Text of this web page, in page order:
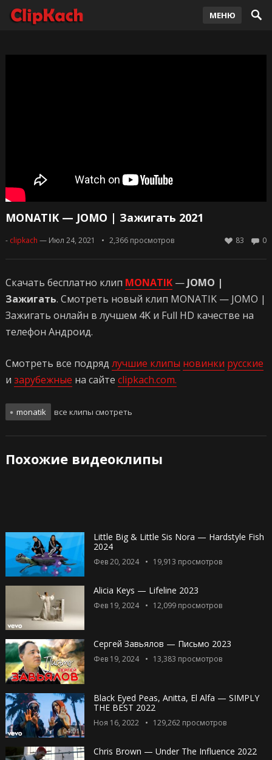
МЕНЮ
MONATIK — JOMO | Зажигать 2021
- clipkach — Июл 24, 2021 2,366просмотров 0
83
Скачать бесплатно клип MONATIK— JOMO |
Зажигать. Смотреть новый клип MONATIK — JOMO |
Зажигать онлайн в лучшем 4K и Full HD качестве на
телефон Андроид.
Смотреть все подряд лучшие клипы новинки русские
и зарубежные на сайте clipkach.com.
monatik все клипы смотреть
Похожие видеоклипы
Little Big & Little Sis Nora — Hardstyle Fish
2024
Фев 20, 2024 19,913 просмотров
Alicia Keys — Lifeline 2023
Фев 19, 2024 12,099просмотров
Сергей Завьялов — Письмо 2023
Фев 19, 2024 13,383 просмотров
04:01
Black Eyed Peas, Anitta, El Alfa — SIMPLY
THE BEST 2022
Ноя 16, 2022 129,262просмотров
Chris Brown — Under The Influence 2022